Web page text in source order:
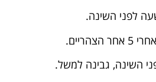
לפני השינה.
השינה, גבינה למשל.